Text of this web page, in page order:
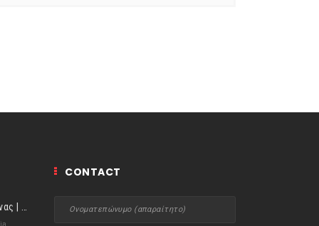
CONTACT